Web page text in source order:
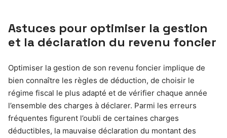
Astuces pour optimiser la gestion
et la déclaration du revenu foncier
Optimiser la gestion de son revenu foncier implique de
bien connaître les règles de déduction, de choisir le
régime fiscal le plus adapté et de vérifier chaque année
l’ensemble des charges à déclarer. Parmi les erreurs
fréquentes figurent l’oubli de certaines charges
déductibles, la mauvaise déclaration du montant des